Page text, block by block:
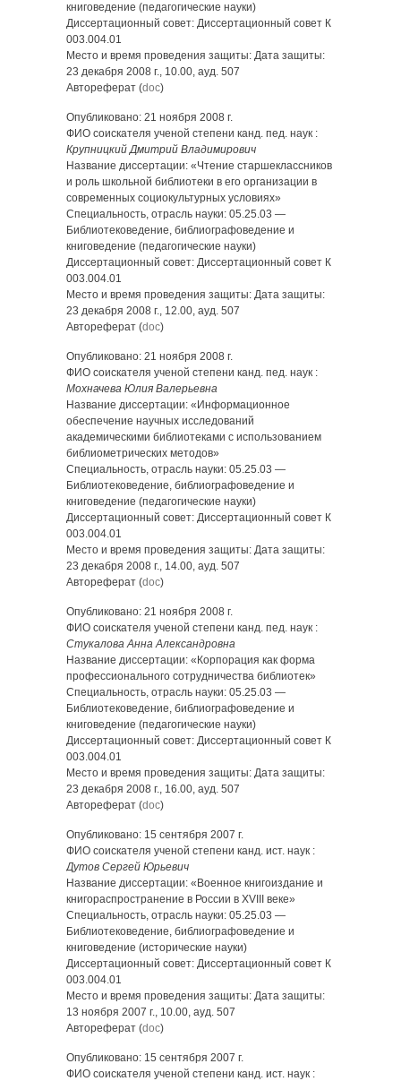
книговедение (педагогические науки)
Диссертационный совет: Диссертационный совет К
003.004.01
Место и время проведения защиты: Дата защиты:
23 декабря 2008 г., 10.00, ауд. 507
Автореферат (doc)
Опубликовано: 21 ноября 2008 г.
ФИО соискателя ученой степени канд. пед. наук :
Крупницкий Дмитрий Владимирович
Название диссертации: «Чтение старшеклассников
и роль школьной библиотеки в его организации в
современных социокультурных условиях»
Специальность, отрасль науки: 05.25.03 —
Библиотековедение, библиографоведение и
книговедение (педагогические науки)
Диссертационный совет: Диссертационный совет К
003.004.01
Место и время проведения защиты: Дата защиты:
23 декабря 2008 г., 12.00, ауд. 507
Автореферат (doc)
Опубликовано: 21 ноября 2008 г.
ФИО соискателя ученой степени канд. пед. наук :
Мохначева Юлия Валерьевна
Название диссертации: «Информационное
обеспечение научных исследований
академическими библиотеками с использованием
библиометрических методов»
Специальность, отрасль науки: 05.25.03 —
Библиотековедение, библиографоведение и
книговедение (педагогические науки)
Диссертационный совет: Диссертационный совет К
003.004.01
Место и время проведения защиты: Дата защиты:
23 декабря 2008 г., 14.00, ауд. 507
Автореферат (doc)
Опубликовано: 21 ноября 2008 г.
ФИО соискателя ученой степени канд. пед. наук :
Стукалова Анна Александровна
Название диссертации: «Корпорация как форма
профессионального сотрудничества библиотек»
Специальность, отрасль науки: 05.25.03 —
Библиотековедение, библиографоведение и
книговедение (педагогические науки)
Диссертационный совет: Диссертационный совет К
003.004.01
Место и время проведения защиты: Дата защиты:
23 декабря 2008 г., 16.00, ауд. 507
Автореферат (doc)
Опубликовано: 15 сентября 2007 г.
ФИО соискателя ученой степени канд. ист. наук :
Дутов Сергей Юрьевич
Название диссертации: «Военное книгоиздание и
книгораспространение в России в XVIII веке»
Специальность, отрасль науки: 05.25.03 —
Библиотековедение, библиографоведение и
книговедение (исторические науки)
Диссертационный совет: Диссертационный совет К
003.004.01
Место и время проведения защиты: Дата защиты:
13 ноября 2007 г., 10.00, ауд. 507
Автореферат (doc)
Опубликовано: 15 сентября 2007 г.
ФИО соискателя ученой степени канд. ист. наук :